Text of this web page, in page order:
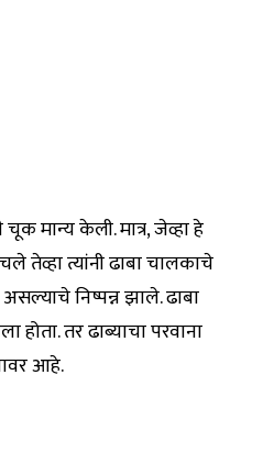
मान्य केली. मात्र, जेव्हा हे
तेव्हा त्यांनी ढाबा चालकाचे
निष्पन्न झाले. ढाबा
होता. तर ढाब्याचा परवाना
आहे.